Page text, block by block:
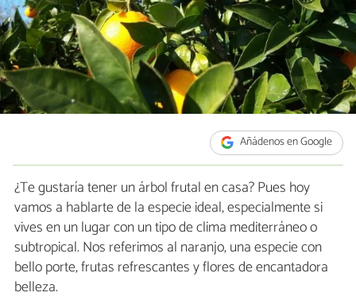
Añádenos en Google
¿Te gustaría tener un árbol frutal en casa? Pues hoy
vamos a hablarte de la especie ideal, especialmente si
vives en un lugar con un tipo de clima mediterráneo o
subtropical. Nos referimos al naranjo, una especie con
bello porte, frutas refrescantes y flores de encantadora
belleza.